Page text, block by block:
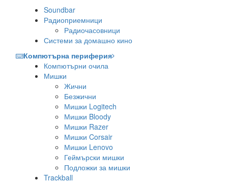
Soundbar
Радиоприемници
Радиочасовници
Системи за домашно кино
Компютърна периферия
Компютърни очила
Мишки
Жични
Безжични
Мишки Logitech
Мишки Bloody
Мишки Razer
Мишки Corsair
Мишки Lenovo
Геймърски мишки
Подложки за мишки
Trackball